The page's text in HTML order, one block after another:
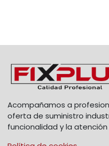
Acompañamos a
oferta de suministro
funcionalidad y la